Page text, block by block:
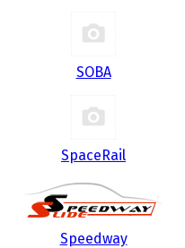
SOBA
SpaceRail
Speedway